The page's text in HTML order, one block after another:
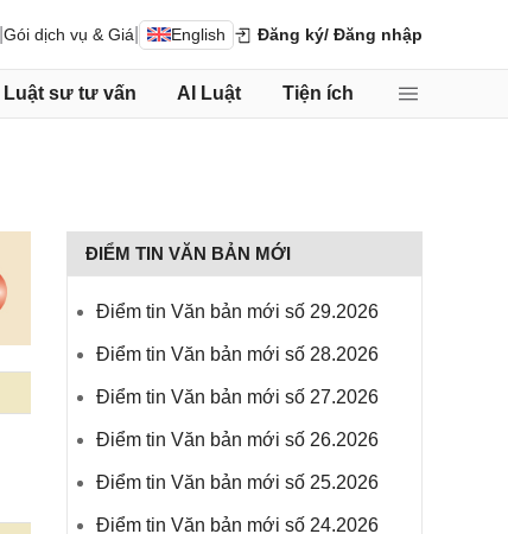
Gói dịch vụ & Giá English Đăng ký/ Đăng nhập
Luật sư tư vấn AI Luật Tiện ích
ĐIỂM TIN VĂN BẢN MỚI
Điểm tin Văn bản mới số 29.2026
Điểm tin Văn bản mới số 28.2026
Điểm tin Văn bản mới số 27.2026
Điểm tin Văn bản mới số 26.2026
Điểm tin Văn bản mới số 25.2026
Điểm tin Văn bản mới số 24.2026